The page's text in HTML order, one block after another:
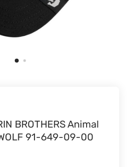
BROTHERS Animal
91-649-09-00